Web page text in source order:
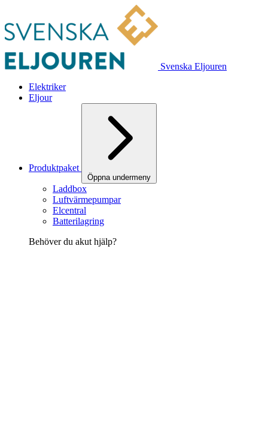
Svenska Eljouren
Elektriker
Eljour
Produktpaket
Öppna undermeny
Laddbox
Luftvärmepumpar
Elcentral
Batterilagring
Behöver du akut hjälp?